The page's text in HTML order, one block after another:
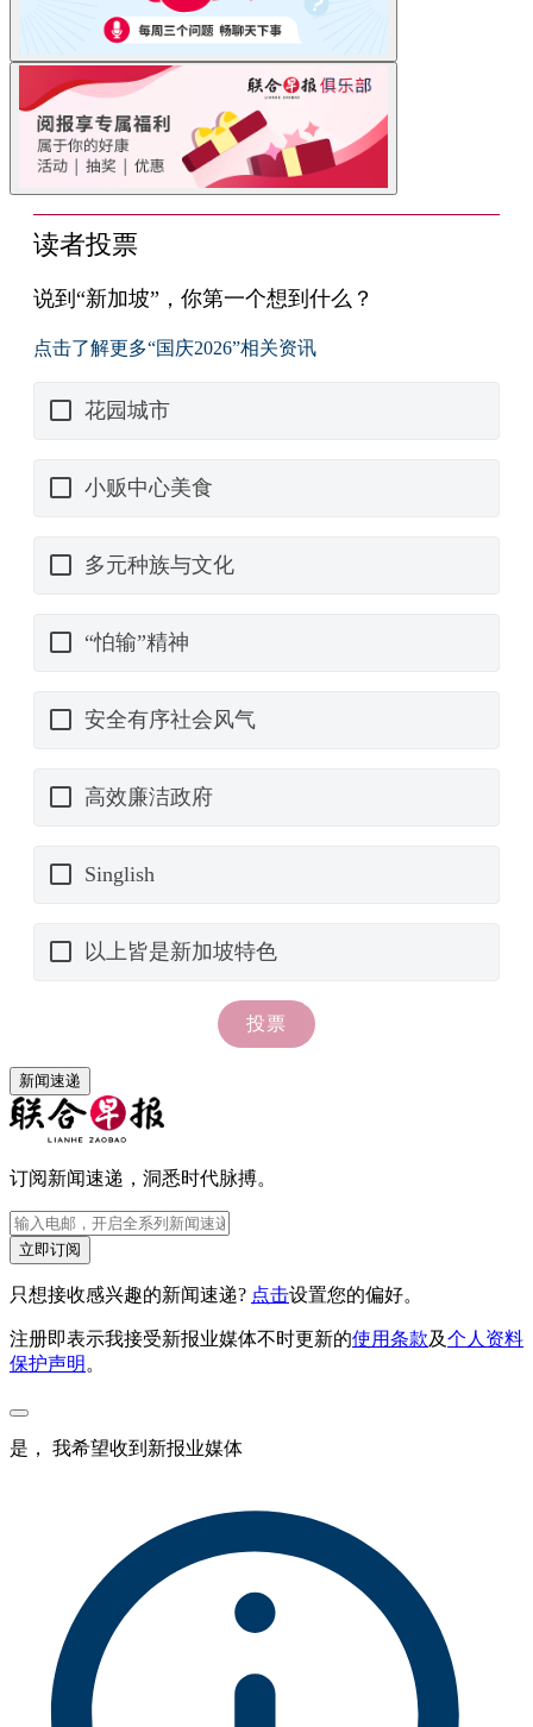
新闻速递
订阅新闻速递，洞悉时代脉搏。
立即订阅
只想接收感兴趣的新闻速递? 点击设置您的偏好。
注册即表示我接受新报业媒体不时更新的使用条款及个人资料
保护声明 。
是， 我希望收到新报业媒体